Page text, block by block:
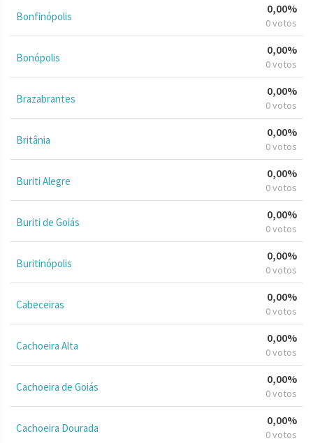
Bonfinópolis
0,00%
0 votos
Bonópolis
0,00%
0 votos
Brazabrantes
0,00%
0 votos
Britânia
0,00%
0 votos
Buriti Alegre
0,00%
0 votos
Buriti de Goiás
0,00%
0 votos
Buritinópolis
0,00%
0 votos
Cabeceiras
0,00%
0 votos
Cachoeira Alta
0,00%
0 votos
Cachoeira de Goiás
0,00%
0 votos
Cachoeira Dourada
0,00%
0 votos